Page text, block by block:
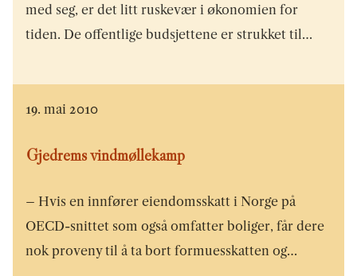
med seg, er det litt ruskevær i økonomien for
tiden. De offentlige budsjettene er strukket til…
19. mai 2010
Gjedrems vindmøllekamp
– Hvis en innfører eiendomsskatt i Norge på
OECD-snittet som også omfatter boliger, får dere
nok proveny til å ta bort formuesskatten og…